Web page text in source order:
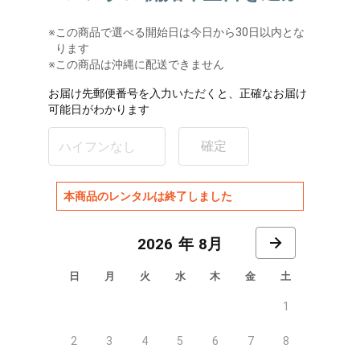
※この商品で選べる開始日は今日から30日以内とな
ります
※この商品は沖縄に配送できません
お届け先郵便番号を入力いただくと、正確なお届け
可能日がわかります
確定
本商品のレンタルは終了しました
8月
日 月 火 水 木 金 土
1
2 3 4 5 6 7 8